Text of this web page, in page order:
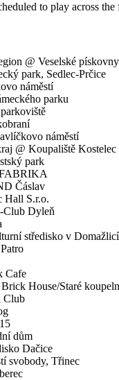
to play across
@ Veselské pískovny
park, Sedlec-Prčice
náměstí
parku
náměstí
@ Koupaliště
park
Čáslav
Hall S.r.o.
Club Dyleň
středisko v
Cafe
House/Staré
Club
dům
Dačice
svobody, Třinec